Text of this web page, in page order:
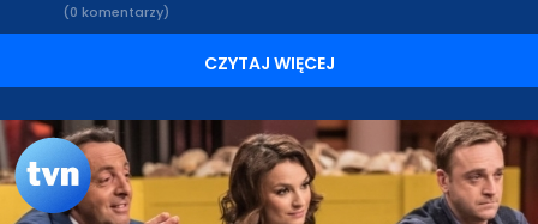
(0 komentarzy)
CZYTAJ WIĘCEJ